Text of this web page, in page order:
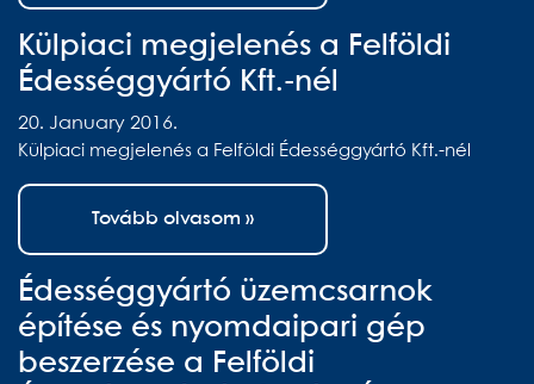
Külpiaci megjelenés a Felföldi
Édességgyártó Kft.-nél
20. January 2016.
Külpiaci megjelenés a Felföldi Édességgyártó Kft.-nél
Tovább olvasom »
Édességgyártó üzemcsarnok
építése és nyomdaipari gép
beszerzése a Felföldi